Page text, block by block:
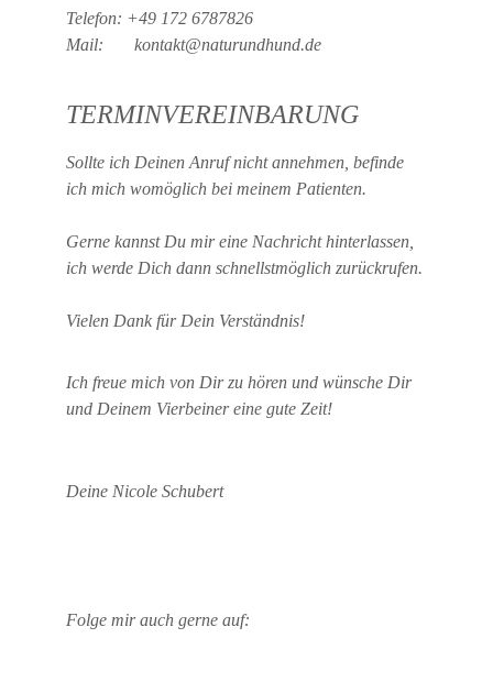
Telefon: +49 172 6787826
Mail:       kontakt@naturundhund.de
TERMINVEREINBARUNG
Sollte ich Deinen Anruf nicht annehmen, befinde
ich mich womöglich bei meinem Patienten.
Gerne kannst Du mir eine Nachricht hinterlassen,
ich werde Dich dann schnellstmöglich zurückrufen.
Vielen Dank für Dein Verständnis!
Ich freue mich von Dir zu hören und wünsche Dir
und Deinem Vierbeiner eine gute Zeit!
Deine Nicole Schubert
Folge mir auch gerne auf: